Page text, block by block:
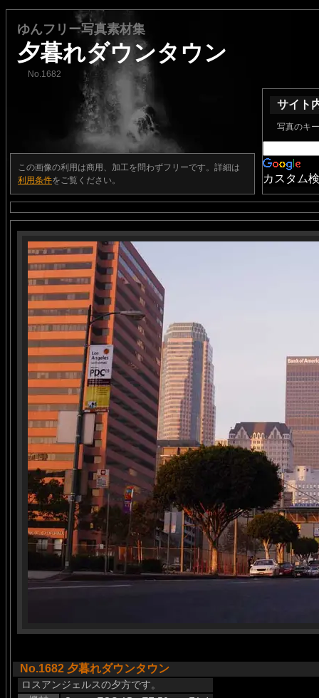
ゆんフリー写真素材集
夕暮れダウンタウン
No.1682
この画像の利用は商用、加工を問わずフリーです。詳細は
利用条件をご覧ください。
サイト
写真のキ
カスタム
No.1682 夕暮れダウンタウン
ロスアンジェルスの夕方です。